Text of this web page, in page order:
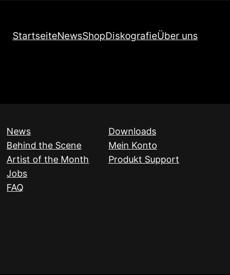
StartseiteNewsShopDiskografieÜber uns
News
Behind the Scene
Artist of the Month
Jobs
FAQ
Downloads
Mein Konto
Produkt Support